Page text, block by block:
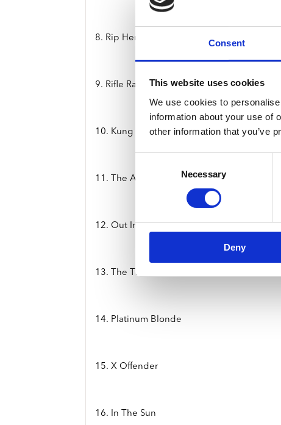
Consent
This website uses cookies
We use cookies to
information about your use of
other information that you’ve
Necessary
Deny
8. Rip Her To Shreds
9. Rifle Range
10. Kung Fu Girls
11. The Attack Of The Giant Ants
12. Out In The Streets
13. The Thin Line
14. Platinum Blonde
15. X Offender
16. In The Sun